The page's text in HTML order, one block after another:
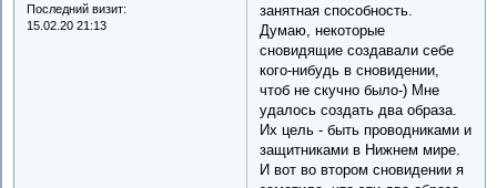
Последний визит:
15.02.20 21:13
занятная способность.
Думаю, некоторые
сновидящие создавали себе
кого-нибудь в сновидении,
чтоб не скучно было-) Мне
удалось создать два образа.
Их цель - быть проводниками и
защитниками в Нижнем мире.
И вот во втором сновидении я